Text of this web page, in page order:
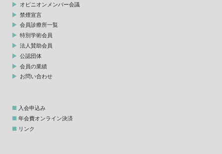
オピニオンメンバー会議
禁煙宣言
会員診療所一覧
特別学術会員
法人賛助会員
公認団体
会員の業績
お問い合わせ
入会申込み
年会費オンライン決済
リンク